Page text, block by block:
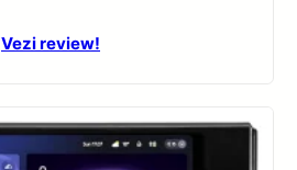
Vezi review!